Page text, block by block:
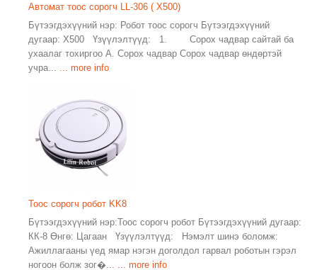
Автомат тоос сорогч LL-306 ( X500)
Бүтээгдэхүүний нэр: Робот тоос сорогч Бүтээгдэхүүний
дугаар: X500 Үзүүлэлтүүд: 1. Сорох чадвар сайтай ба
ухаалаг тохиргоо А. Сорох чадвар Сорох чадвар өндөртэй
учра...
... more info
Тоос сорогч робот KK8
Бүтээгдэхүүний нэр:Тоос сорогч робот Бүтээгдэхүүний дугаар:
КК-8 Өнгө: Цагаан Үзүүлэлтүүд: Нэмэлт шинэ боломж:
Ажиллагааны үед ямар нэгэн доголдол гарвал роботын гэрэл
ногоон болж зог�...
... more info